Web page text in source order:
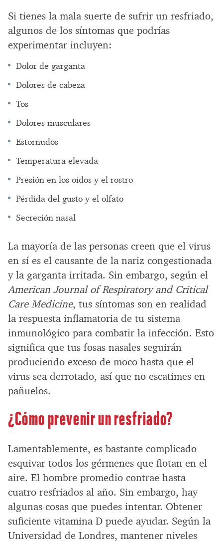
Si tienes la mala suerte de sufrir un resfriado,
algunos de los síntomas que podrías
experimentar incluyen:
Dolor de garganta
Dolores de cabeza
Tos
Dolores musculares
Estornudos
Temperatura elevada
Presión en los oídos y el rostro
Pérdida del gusto y el olfato
Secreción nasal
La mayoría de las personas creen que el virus
en sí es el causante de la nariz congestionada
y la garganta irritada. Sin embargo, según el
American Journal of Respiratory and Critical
Care Medicine, tus síntomas son en realidad
la respuesta inflamatoria de tu sistema
inmunológico para combatir la infección. Esto
significa que tus fosas nasales seguirán
produciendo exceso de moco hasta que el
virus sea derrotado, así que no escatimes en
pañuelos.
¿Cómo prevenir un resfriado?
Lamentablemente, es bastante complicado
esquivar todos los gérmenes que flotan en el
aire. El hombre promedio contrae hasta
cuatro resfriados al año. Sin embargo, hay
algunas cosas que puedes intentar. Obtener
suficiente vitamina D puede ayudar. Según la
Universidad de Londres, mantener niveles